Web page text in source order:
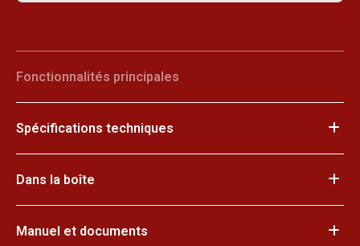
Fonctionnalités principales
Spécifications techniques
Dans la boîte
Manuel et documents